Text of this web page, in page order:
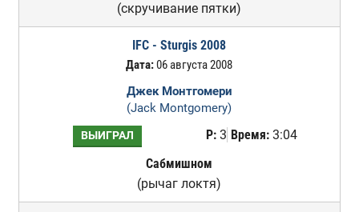
(скручивание пятки)
IFC - Sturgis 2008
Дата:06 августа 2008
Джек Монтгомери
(Jack Montgomery)
ВЫИГРАЛ Р:3 Время:3:04
Сабмишном
(рычаг локтя)